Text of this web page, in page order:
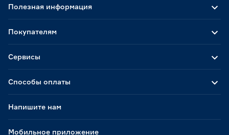
Способы оплаты
Мобильное приложение
Полезная информация
Покупателям
Сервисы
Напишите нам